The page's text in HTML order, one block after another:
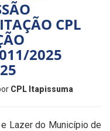
CPL
2025
CPL Itapissuma
Lazer do Município de